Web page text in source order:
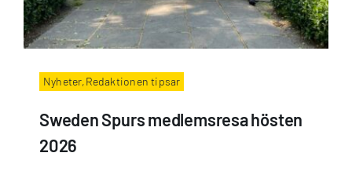
Nyheter,Redaktionen tipsar
Sweden Spurs medlemsresa hösten
2026